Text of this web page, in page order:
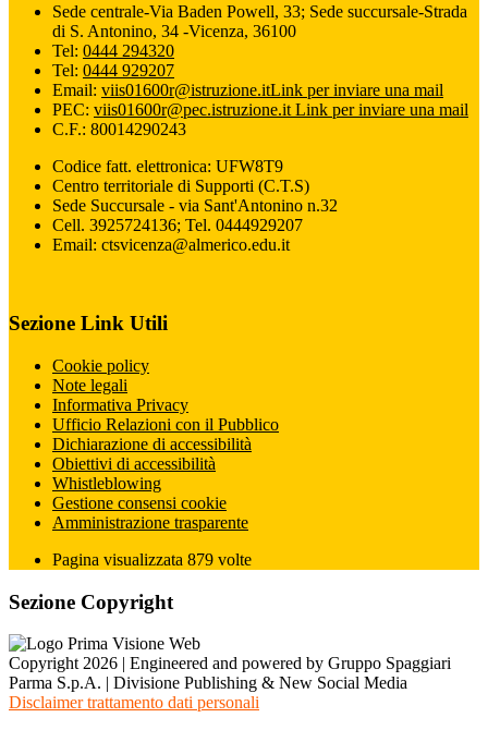
Sede centrale-Via Baden Powell, 33; Sede succursale-Strada
di S. Antonino, 34 -Vicenza, 36100
Tel: 0444 294320
Tel: 0444 929207
Email: viis01600r@istruzione.itLink per inviare una mail
PEC: viis01600r@pec.istruzione.it Link per inviare una mail
C.F.: 80014290243
Codice fatt. elettronica: UFW8T9
Centro territoriale di Supporti (C.T.S)
Sede Succursale - via Sant'Antonino n.32
Cell. 3925724136; Tel. 0444929207
Email: ctsvicenza@almerico.edu.it
Sezione Link Utili
Cookie policy
Note legali
Informativa Privacy
Ufficio Relazioni con il Pubblico
Dichiarazione di accessibilità
Obiettivi di accessibilità
Whistleblowing
Gestione consensi cookie
Amministrazione trasparente
Pagina visualizzata 879 volte
Sezione Copyright
Copyright 2026 | Engineered and powered by Gruppo Spaggiari
Parma S.p.A. | Divisione Publishing & New Social Media
Disclaimer trattamento dati personali